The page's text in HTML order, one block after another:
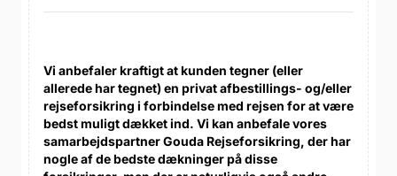
Vi anbefaler kraftigt at kunden tegner (eller
allerede har tegnet) en privat afbestillings- og/eller
rejseforsikring i forbindelse med rejsen for at være
bedst muligt dækket ind. Vi kan anbefale vores
samarbejdspartner Gouda Rejseforsikring, der har
nogle af de bedste dækninger på disse